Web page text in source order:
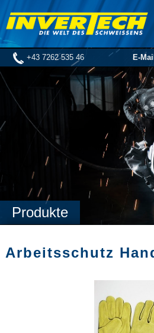
+43 7262 535 46 E-Mail
Produkte
Arbeitsschutz